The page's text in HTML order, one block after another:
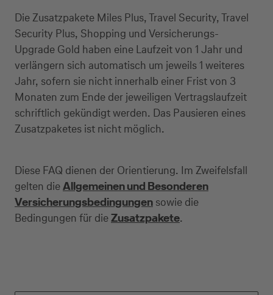
Kreditkarte beantragen
Die Zusatzpakete Miles Plus, Travel Security, Travel
Security Plus, Shopping und Versicherungs-
Upgrade Gold haben eine Laufzeit von 1 Jahr und
verlängern sich automatisch um jeweils 1 weiteres
Jahr, sofern sie nicht innerhalb einer Frist von 3
Monaten zum Ende der jeweiligen Vertragslaufzeit
schriftlich gekündigt werden. Das Pausieren eines
Zusatzpaketes ist nicht möglich.
Diese FAQ dienen der Orientierung. Im Zweifelsfall
gelten dieAllgemeinen und Besonderen
Versicherungsbedingungen sowie die
Bedingungen für dieZusatzpakete.